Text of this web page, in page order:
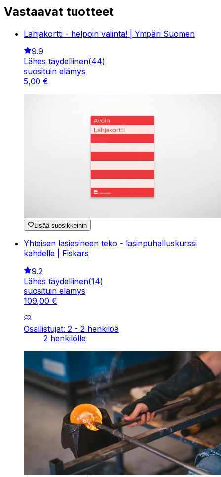
Vastaavat tuotteet
Lahjakortti - helpoin valinta! | Ympäri Suomen
9.9
Lähes täydellinen(44)
suosituin elämys
5,00 €
Lisää suosikkeihin
Yhteisen lasiesineen teko - lasinpuhalluskurssi
kahdelle | Fiskars
9.2
Lähes täydellinen(14)
suosituin elämys
109,00 €
Osallistujat: 2 - 2 henkilöä
2 henkilölle